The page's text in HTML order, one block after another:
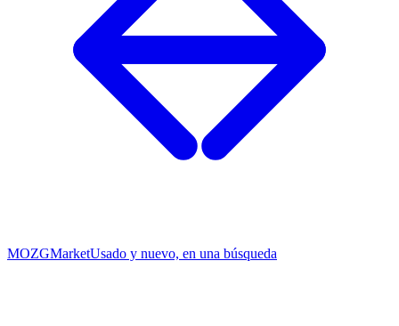
MOZGMarketUsado y nuevo, en una búsqueda